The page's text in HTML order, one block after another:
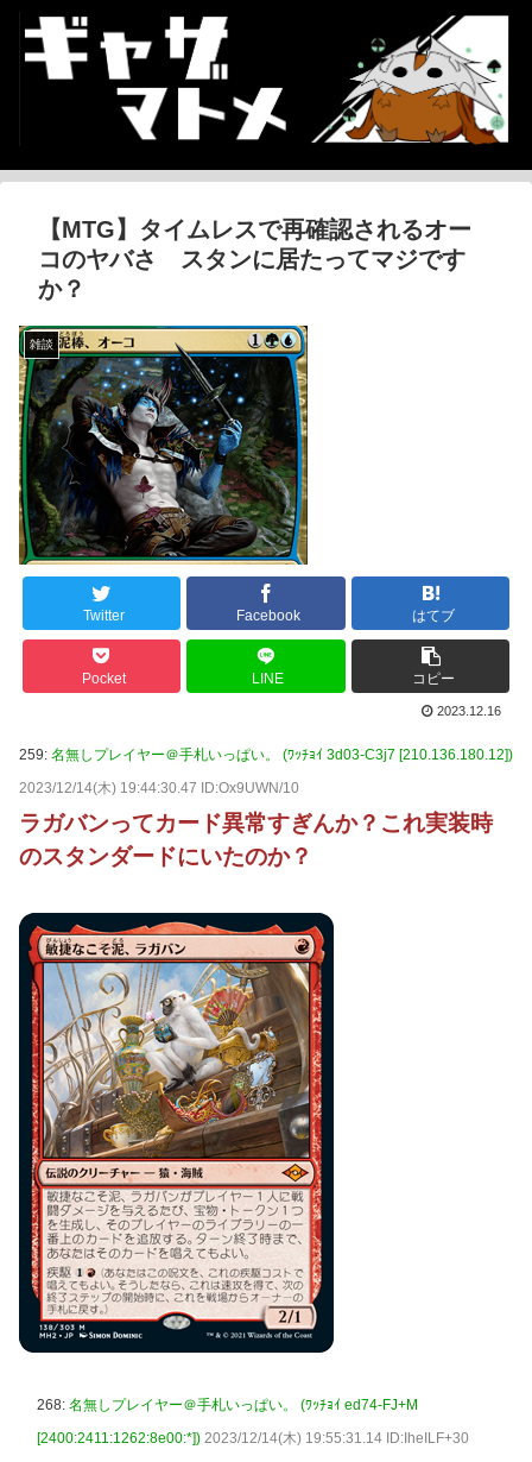
【MTG】タイムレスで再確認されるオー
コのヤバさ スタンに居たってマジです
か？
雑談
Twitter Facebook はてブ
Pocket LINE コピー
2023.12.16
259: 名無しプレイヤー＠手札いっぱい。 (ﾜｯﾁｮｲ 3d03-C3j7 [210.136.180.12])
2023/12/14(木) 19:44:30.47 ID:Ox9UWN/10
ラガバンってカード異常すぎんか？これ実装時
のスタンダードにいたのか？
268: 名無しプレイヤー＠手札いっぱい。 (ﾜｯﾁｮｲ ed74-FJ+M
[2400:2411:1262:8e00:*]) 2023/12/14(木) 19:55:31.14 ID:IheILF+30